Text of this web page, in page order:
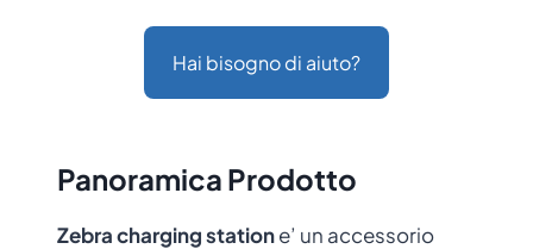
Hai bisogno di aiuto?
Panoramica Prodotto
Zebra charging statione’ un accessorio